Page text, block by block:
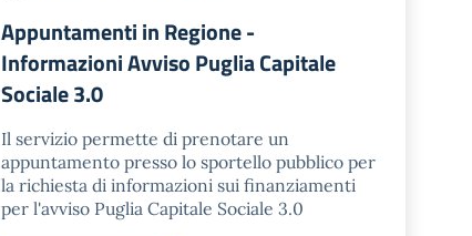
Appuntamenti in Regione -
Informazioni Avviso Puglia Capitale
Sociale 3.0
Il servizio permette di prenotare un
appuntamento presso lo sportello pubblico per
la richiesta di informazioni sui finanziamenti
per l'avviso Puglia Capitale Sociale 3.0